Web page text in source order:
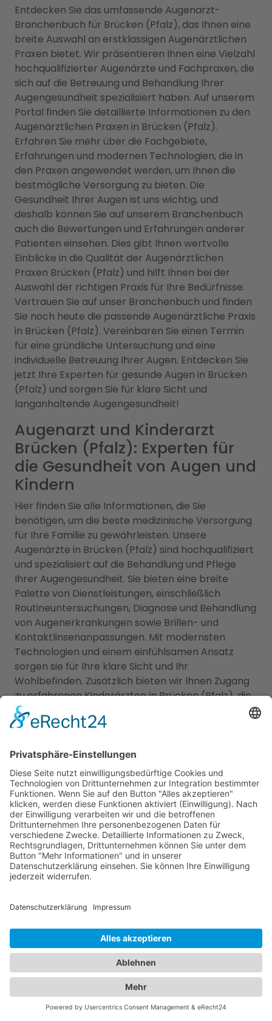
Entdecken Sie das umfassende Augenarzt-
Branchenbuch für Brücken (Pfalz), das Ihnen eine
breite Auswahl an erstklassigen Augenärztlichen
Praxen bietet. Wir präsentieren Ihnen eine Vielzahl
hochqualifizierter Augenärzte und Fachpraxen, die
sich auf die Betreuung und Behandlung Ihrer
Augengesundheit spezialisiert haben. Auf unserem
Portal finden Sie detaillierte Informationen zu den
Augenärztlichen Praxen in Brücken (Pfalz).
Erfahren Sie mehr über die Fachgebiete,
Erfahrungen und modernen Technologien, die in
den Praxen angewendet werden, um Ihnen die
bestmögliche Versorgung zu bieten. Die
Gesundheit Ihrer Augen ist uns wichtig, und
deshalb können Sie auf unserem Branchenbuch
auch die Bewertungen und Erfahrungen anderer
Patienten einsehen. Dies gibt Ihnen wertvolle
Einblicke in die Qualität der Augenärztlichen
Praxen Brücken (Pfalz) und hilft Ihnen bei der
Auswahl der richtigen Praxis für Ihre Bedürfnisse.
Vertrauen Sie auf unser Branchenbuch und finden
Sie noch heute die passende Augenärztliche Praxis
in Brücken (Pfalz). Vereinbaren Sie einen Termin
für eine gründliche Untersuchung und eine
individuelle Betreuung Ihrer Augen. Entdecken Sie
jetzt Ihre Experten für gesunde Augen in Brücken
(Pfalz) und sorgen Sie für klare Sicht und
langanhaltende Augengesundheit!
Augenarzt und Kinderarzt
Brücken (Pfalz): Experten für
die Gesundheit von Augen und
Kindern
Hier finden Sie alle Informationen, die Sie
benötigen, um die beste medizinische Versorgung
für Ihre Familie zu gewährleisten. Unsere
Augenärzte in Brücken (Pfalz) sind hochqualifiziert
und spezialisiert auf die Behandlung und Pflege
Ihrer Augengesundheit. Sie bieten eine breite
Palette von Dienstleistungen, einschließlich
Routineuntersuchungen, Diagnose und Behandlung
von Augenerkrankungen sowie Brillen- und
Kontaktlinsenanpassungen. Mit modernsten
Technologien und einem einfühlsamen Ansatz
sorgen sie für Ihre klare Sicht und Ihr
Wohlbefinden. Zusätzlich bieten wir Ihnen Zugang
zu erfahrenen Kinderärzten in Brücken (Pfalz), die
sich auf die Betreuung der kleinen Patienten
spezialisiert haben. Sie kümmern sich um die
Ihrer Kinder und bieten Vorsorgeuntersuchungen,
Impfungen und die Behandlung von
Kinderkrankheiten an. Mit ihrer Fachkompetenz
und ihrem einfühlsamen Umgang schaffen sie eine
vertrauensvolle Atmosphäre für Ihre Familie.
Vertrauen Sie auf unser Branchenportal, um den
besten Augenarzt undKinderarzt Brücken (Pfalz)
zu finden. Sorgen Sie dafür, dass die Gesundheit
Ihrer Augen und die Ihrer Familie in den besten
Jetzt Augenarzt finden!